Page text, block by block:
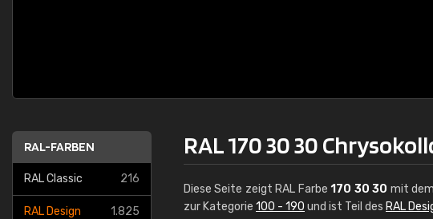
RAL-FARBEN
RAL Classic 216
RAL Design 1.825
RAL 170 30 30
Diese Seite zeigt RAL Farbe170 30 30 mit
zur Kategorie 100 - 190 und ist Teil des RAL